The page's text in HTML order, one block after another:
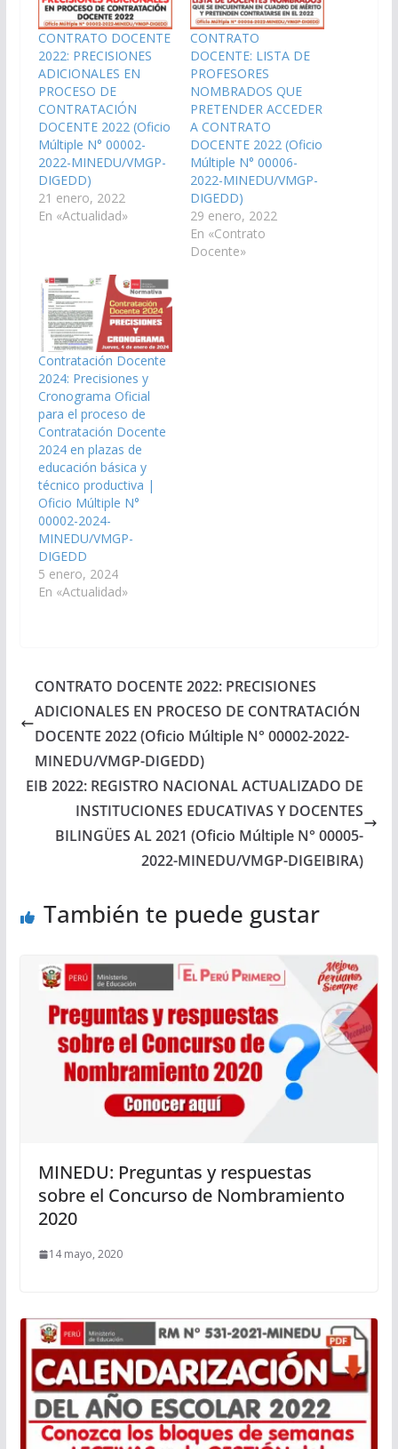
CONTRATO DOCENTE
2022: PRECISIONES
ADICIONALES EN
PROCESO DE
CONTRATACIÓN
DOCENTE 2022 (Oficio
Múltiple N° 00002-
2022-MINEDU/VMGP-
DIGEDD)
21 enero, 2022
En «Actualidad»
CONTRATO
DOCENTE: LISTA DE
PROFESORES
NOMBRADOS QUE
PRETENDER ACCEDER
A CONTRATO
DOCENTE 2022 (Oficio
Múltiple N° 00006-
2022-MINEDU/VMGP-
DIGEDD)
29 enero, 2022
En «Contrato
Docente»
Contratación Docente
2024: Precisiones y
Cronograma Oficial
para el proceso de
Contratación Docente
2024 en plazas de
educación básica y
técnico productiva |
Oficio Múltiple N°
00002-2024-
MINEDU/VMGP-
DIGEDD
5 enero, 2024
En «Actualidad»
CONTRATO DOCENTE 2022: PRECISIONES
ADICIONALES EN PROCESO DE CONTRATACIÓN
DOCENTE 2022 (Oficio Múltiple N° 00002-2022-
MINEDU/VMGP-DIGEDD)
EIB 2022: REGISTRO NACIONAL ACTUALIZADO DE
INSTITUCIONES EDUCATIVAS Y DOCENTES
BILINGÜES AL 2021 (Oficio Múltiple N° 00005-
2022-MINEDU/VMGP-DIGEIBIRA)
También te puede gustar
MINEDU: Preguntas y respuestas
sobre el Concurso de Nombramiento
2020
14 mayo, 2020